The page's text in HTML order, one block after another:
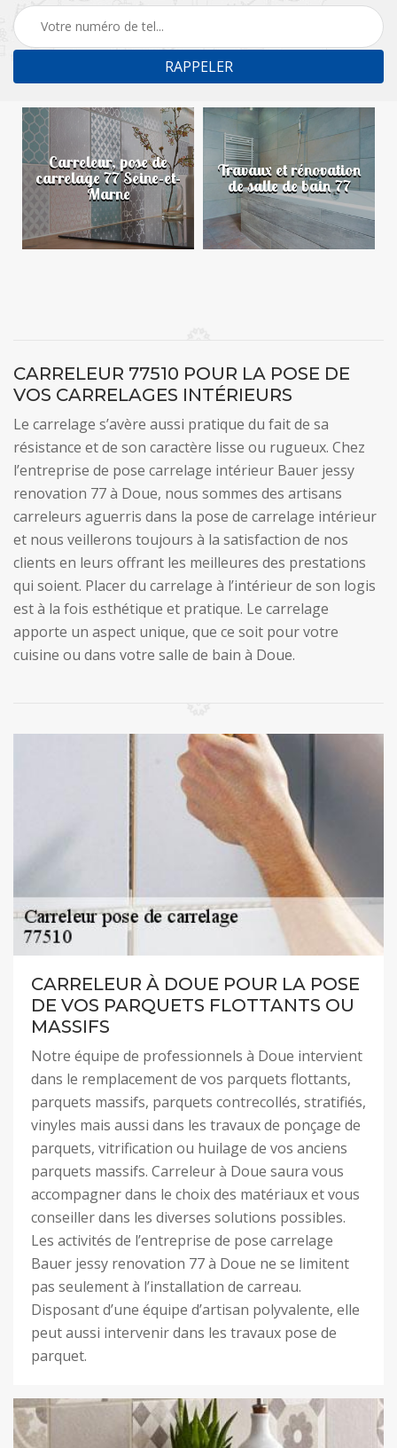
Carreleur, pose de
carrelage 77 Seine-et-
Marne
Travaux et rénovation
de salle de bain 77
CARRELEUR 77510 POUR LA POSE DE
VOS CARRELAGES INTÉRIEURS
Le carrelage s’avère aussi pratique du fait de sa
résistance et de son caractère lisse ou rugueux. Chez
l’entreprise de pose carrelage intérieur Bauer jessy
renovation 77 à Doue, nous sommes des artisans
carreleurs aguerris dans la pose de carrelage intérieur
et nous veillerons toujours à la satisfaction de nos
clients en leurs offrant les meilleures des prestations
qui soient. Placer du carrelage à l’intérieur de son logis
est à la fois esthétique et pratique. Le carrelage
apporte un aspect unique, que ce soit pour votre
cuisine ou dans votre salle de bain à Doue.
CARRELEUR À DOUE POUR LA POSE
DE VOS PARQUETS FLOTTANTS OU
MASSIFS
Notre équipe de professionnels à Doue intervient
dans le remplacement de vos parquets flottants,
parquets massifs, parquets contrecollés, stratifiés,
vinyles mais aussi dans les travaux de ponçage de
parquets, vitrification ou huilage de vos anciens
parquets massifs. Carreleur à Doue saura vous
accompagner dans le choix des matériaux et vous
conseiller dans les diverses solutions possibles.
Les activités de l’entreprise de pose carrelage
Bauer jessy renovation 77 à Doue ne se limitent
pas seulement à l’installation de carreau.
Disposant d’une équipe d’artisan polyvalente, elle
peut aussi intervenir dans les travaux pose de
parquet.